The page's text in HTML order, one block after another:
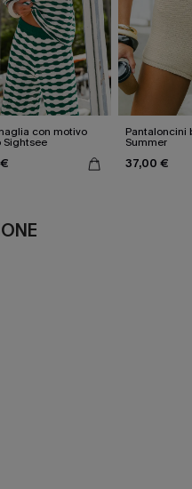
con motivo
Sightsee
Pantaloncini
Summer
37,00 €